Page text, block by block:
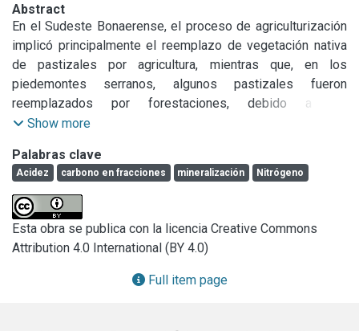
Abstract
En el Sudeste Bonaerense, el proceso de agriculturización
implicó principalmente el reemplazo de vegetación nativa
de pastizales por agricultura, mientras que, en los
piedemontes serranos, algunos pastizales fueron
reemplazados por forestaciones, debido a las
restricciones que de estas áreas presentan para la
forestados, fue la reconversión a sistemas silvopastoriles
(SSP) mediante el raleo de franjas de árboles. El objetivo
de este trabajo fue estudiar los cambios en algunas
propiedades edáficas bajo las mismas condiciones
ambientales y tipo de suelo similar, generados por los
siguientes cambios en el uso de la tierra: 1) Pastizal
Natural (PN) a agricultura (AGR) 2) PN a forestación con
Show more
Palabras clave
Acidez carbono en fracciones mineralización Nitrógeno
Esta obra se publica con la licencia Creative Commons
Attribution 4.0 International (BY 4.0)
Full item page